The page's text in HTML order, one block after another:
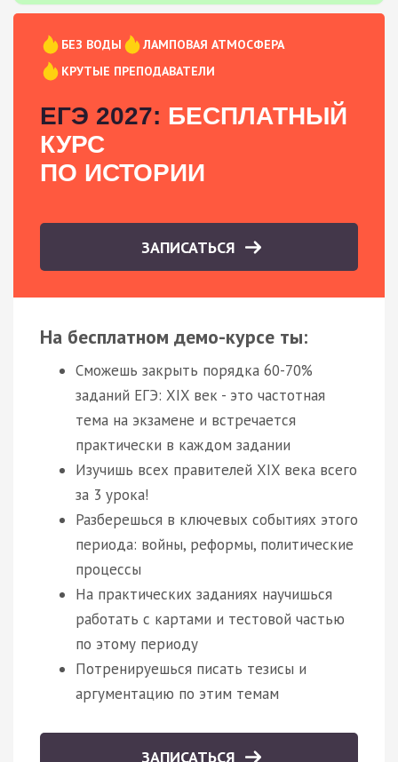
БЕЗ ВОДЫ
ЛАМПОВАЯ АТМОСФЕРА
КРУТЫЕ ПРЕПОДАВАТЕЛИ
ЕГЭ 2027: БЕСПЛАТНЫЙ
КУРС
ПО ИСТОРИИ
ЗАПИСАТЬСЯ
На бесплатном демо-курсе ты:
Сможешь закрыть порядка 60-70%
заданий ЕГЭ: XIX век - это частотная
тема на экзамене и встречается
практически в каждом задании
Изучишь всех правителей XIX века всего
за 3 урока!
Разберешься в ключевых событиях этого
периода: войны, реформы, политические
процессы
На практических заданиях научишься
работать с картами и тестовой частью
по этому периоду
Потренируешься писать тезисы и
аргументацию по этим темам
ЗАПИСАТЬСЯ